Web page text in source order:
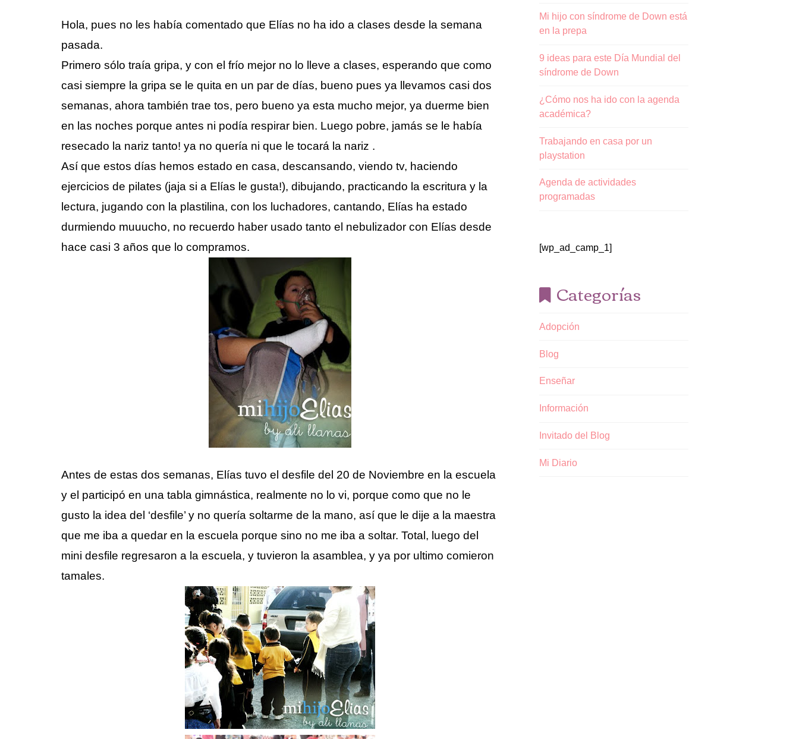
Hola, pues no les había comentado que Elías no ha ido a clases desde la semana
pasada.
Primero sólo traía gripa, y con el frío mejor no lo lleve a clases, esperando que como
casi siempre la gripa se le quita en un par de días, bueno pues ya llevamos casi dos
semanas, ahora también trae tos, pero bueno ya esta mucho mejor, ya duerme bien
en las noches porque antes ni podía respirar bien. Luego pobre, jamás se le había
resecado la nariz tanto! ya no quería ni que le tocará la nariz .
Así que estos días hemos estado en casa, descansando, viendo tv, haciendo
ejercicios de pilates (jaja si a Elías le gusta!), dibujando, practicando la escritura y la
lectura, jugando con la plastilina, con los luchadores, cantando, Elías ha estado
durmiendo muuucho, no recuerdo haber usado tanto el nebulizador con Elías desde
hace casi 3 años que lo compramos.
Antes de estas dos semanas, Elías tuvo el desfile del 20 de Noviembre en la escuela
y el participó en una tabla gimnástica, realmente no lo vi, porque como que no le
gusto la idea del ‘desfile’ y no quería soltarme de la mano, así que le dije a la maestra
que me iba a quedar en la escuela porque sino no me iba a soltar. Total, luego del
mini desfile regresaron a la escuela, y tuvieron la asamblea, y ya por ultimo comieron
tamales.
Mi hijo con síndrome de Down está
en la prepa
9 ideas para este Día Mundial del
síndrome de Down
¿Cómo nos ha ido con la agenda
académica?
Trabajando en casa por un
playstation
Agenda de actividades
programadas
[wp_ad_camp_1]
Categorías
Adopción
Blog
Enseñar
Información
Invitado del Blog
Mi Diario